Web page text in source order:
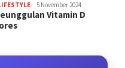
5 November 2024
Vitamin D